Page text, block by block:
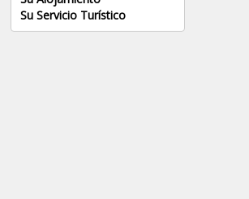
Su Servicio Turístico